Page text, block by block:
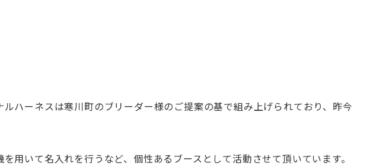
ハーネスは寒川町のブリーダー様のご提案の基で組み上げられており、 昨今
用いて名入れを行うなど、 個性あるブースとして活動させて頂いています。